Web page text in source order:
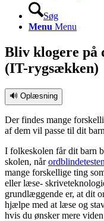
Søg
Menu Menu
Bliv klogere
(IT-rygsækken)
🔊 Oplæsning
Der findes mange
af dem vil passe til dit
I folkeskolen får dit barn
skolen, nårordblindetesten
mange forskellige ting
eller læse-
grundlæggende er, at dit
hjælpe med at læse og
hvis du ønsker mere